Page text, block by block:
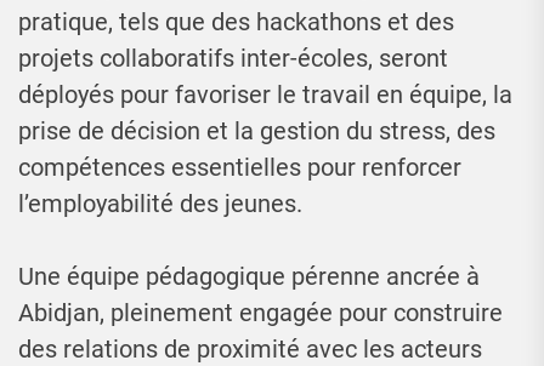
pratique, tels que des hackathons et des
projets collaboratifs inter-écoles, seront
déployés pour favoriser le travail en équipe, la
prise de décision et la gestion du stress, des
compétences essentielles pour renforcer
l’employabilité des jeunes.
Une équipe pédagogique pérenne ancrée à
Abidjan, pleinement engagée pour construire
des relations de proximité avec les acteurs